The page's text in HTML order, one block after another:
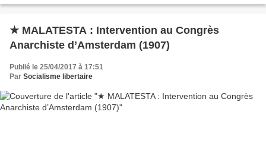
★ MALATESTA : Intervention au Congrès
Anarchiste d’Amsterdam (1907)
Publié le 25/04/2017 à 17:51
Par Socialisme libertaire